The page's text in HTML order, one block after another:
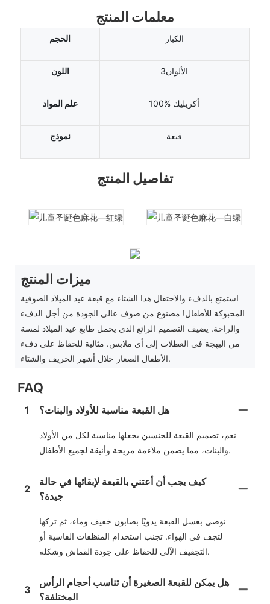
معلمات المنتج
الحجم الكبار
اللون الألوان3
علم المواد 100% أكريليك
نموذج قبعة
تفاصيل المنتج
ميزات المنتج
استمتع بالدفء والاحتفال هذا الشتاء مع قبعة عيد الميلاد الصوفية
المحبوكة للأطفال! مصنوع من صوف عالي الجودة من أجل الدفء
والراحة. يضيف التصميم الرائع الذي يحمل طابع عيد الميلاد لمسة
من البهجة في العطلات إلى أي ملابس. مثالية للحفاظ على دفء
الأطفال الصغار خلال أشهر الخريف والشتاء.
FAQ
1 هل القبعة مناسبة للأولاد والبنات؟
نعم، تصميم القبعة للجنسين يجعلها مناسبة لكل من الأولاد
والبنات، مما يضمن ملاءمة مريحة وأنيقة لجميع الأطفال.
2
كيف يجب أن أعتني بالقبعة لإبقائها في حالة
جيدة؟
نوصي بغسل القبعة يدويًا بصابون خفيف وماء، ثم تركها
لتجف في الهواء. تجنب استخدام المنظفات القاسية أو
التجفيف الآلي للحفاظ على جودة القماش وشكله.
3
هل يمكن للقبعة الصغيرة أن تناسب أحجام الرأس
المختلفة؟